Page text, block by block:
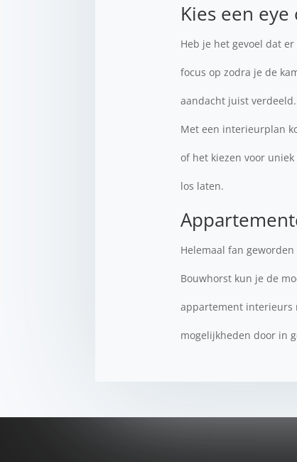
Kies een eye
Heb je het gevoel dat
focus op zodra je de
aandacht juist
Met een interieurplan
of het kiezen voor
los laten.
Helemaal fan
Bouwhorst kun je de
appartement interieurs
mogelijkheden door in